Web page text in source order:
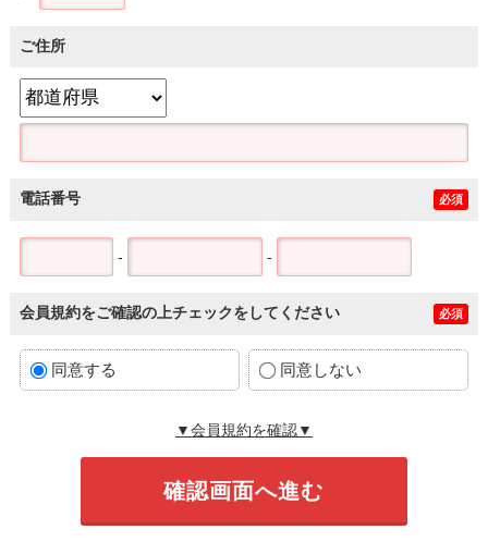
ご住所
電話番号 必須
- -
会員規約をご確認の上チェックをしてください 必須
同意する 同意しない
▼会員規約を確認▼